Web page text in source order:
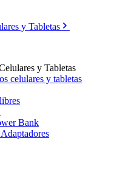
y Tabletas
y Tabletas
celulares y tabletas
Bank